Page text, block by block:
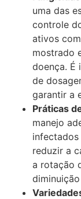
uma das
controle
ativos
mostrado
doença. É
de
garantir a
Práticas
manejo
infectados
reduzir a
a rotação